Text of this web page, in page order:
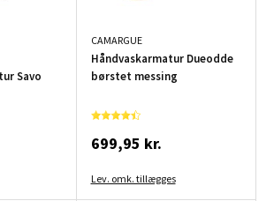
Savo
CAMARGUE
Håndvaskarmatur Dueodde
børstet messing
699,95 kr.
Lev. omk. tillægges